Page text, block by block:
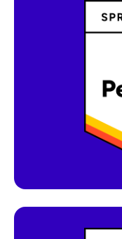
Diese
jedoch eine